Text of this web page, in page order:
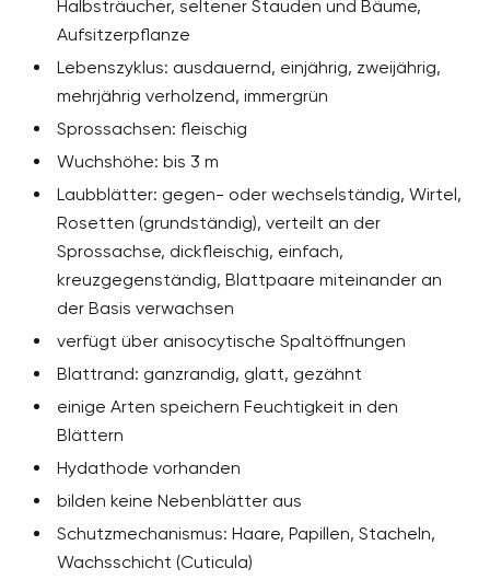
Halbsträucher, seltener Stauden und Bäume,
Aufsitzerpflanze
Lebenszyklus: ausdauernd, einjährig, zweijährig,
mehrjährig verholzend, immergrün
Sprossachsen: fleischig
Wuchshöhe: bis 3 m
Laubblätter: gegen- oder wechselständig, Wirtel,
Rosetten (grundständig), verteilt an der
Sprossachse, dickfleischig, einfach,
kreuzgegenständig, Blattpaare miteinander an
der Basis verwachsen
verfügt über anisocytische Spaltöffnungen
Blattrand: ganzrandig, glatt, gezähnt
einige Arten speichern Feuchtigkeit in den
Blättern
Hydathode vorhanden
bilden keine Nebenblätter aus
Schutzmechanismus: Haare, Papillen, Stacheln,
Wachsschicht (Cuticula)